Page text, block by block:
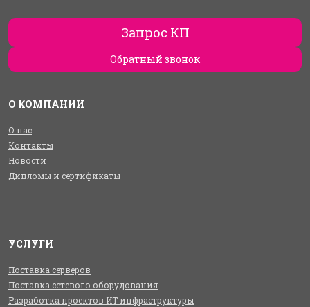
Запрос КП
Обратный звонок
О КОМПАНИИ
О нас
Контакты
Новости
Дипломы и сертификаты
УСЛУГИ
Поставка серверов
Поставка сетевого оборудования
Разработка проектов ИТ инфраструктуры